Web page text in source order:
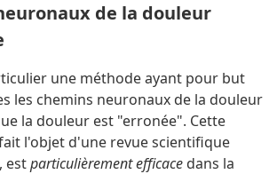
de la douleur
une méthode ayant pour but
les chemins neuronaux de la douleur
la douleur est "erronée". Cette
l'objet d'une revue scientifique
estparticulièrement efficace dans la